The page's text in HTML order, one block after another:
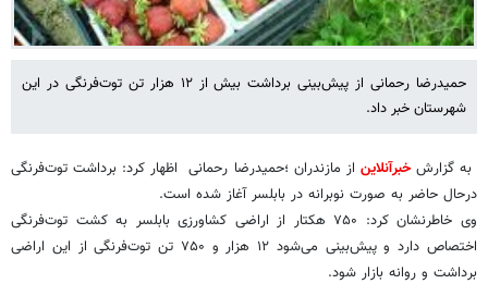
حمیدرضا رحمانی از پیش‌بینی برداشت بیش از ۱۲ هزار تن توت‌فرنگی در این
شهرستان خبر داد.
به گزارشخبرآنلاین از مازندران ؛حمیدرضا رحمانی اظهار کرد: برداشت توت‌فرنگی
درحال حاضر به صورت نوبرانه در بابلسر آغاز شده است.
وی خاطرنشان کرد: ۷۵۰ هکتار از اراضی کشاورزی بابلسر به کشت توت‌فرنگی
اختصاص دارد و پیش‌بینی می‌شود ۱۲ هزار و ۷۵۰ تن توت‌فرنگی از این اراضی
برداشت و روانه بازار شود.